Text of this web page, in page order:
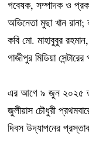
গবেষক, সম্পাদক ও
অভিনেতা মুছা খান
কবি মো. মাহাবুবুর
গাজীপুর মিডিয়া
এর আগে ৯ জুন ২০২৫
জুলীয়াস চৌধুরী
দিবস উদ্‌যাপনের